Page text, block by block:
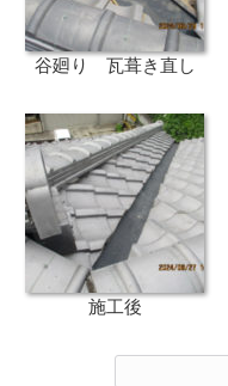
谷廻り 瓦葺き直し
施工後